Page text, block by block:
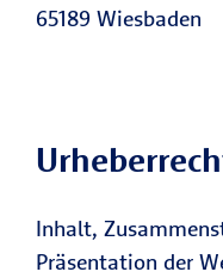
65189 Wiesbaden
Inhalt,
Präsentation der